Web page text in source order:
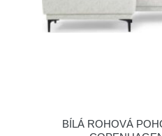
BÍLÁ ROHOVÁ